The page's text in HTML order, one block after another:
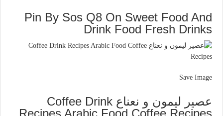
Pin By Sos Q8 On Sweet Food And
Drink Food Fresh Drinks
Save Image
عصير ليمون و نعناع Coffee Drink